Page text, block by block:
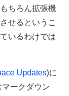
ちろん拡張機
せるというこ
いるわけでは
Updates)に
ークダウン